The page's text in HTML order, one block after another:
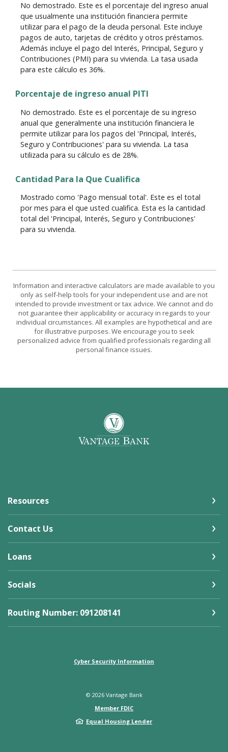
No demostrado. Este es el porcentaje del ingreso anual
que usualmente una institución financiera permite
utilizar para el pago de la deuda personal. Este incluye
pagos de auto, tarjetas de crédito y otros préstamos.
Además incluye el pago del Interés, Principal, Seguro y
Contribuciones (PMI) para su vivienda. La tasa usada
para este cálculo es 36%.
Porcentaje de ingreso anual PITI
No demostrado. Este es el porcentaje de su ingreso
anual que generalmente una institución financiera le
permite utilizar para los pagos del 'Principal, Interés,
Seguro y Contribuciones' para su vivienda. La tasa
utilizada para su cálculo es de 28%.
Cantidad Para la Que Cualifica
Mostrado como 'Pago mensual total'. Este es el total
por mes para el que usted cualifica. Esta es la cantidad
total del 'Principal, Interés, Seguro y Contribuciones'
para su vivienda.
Information and interactive calculators are made available to you
only as self-help tools for your independent use and are not
intended to provide investment or tax advice. We cannot and do
not guarantee their applicability or accuracy in regards to your
individual circumstances. All examples are hypothetical and are
for illustrative purposes. We encourage you to seek
personalized advice from qualified professionals regarding all
personal finance issues.
Vantage Bank
Resources
Contact Us
Loans
Socials
Routing Number: 091208141
Cyber Security Information
© 2026Vantage Bank
Member FDIC
Equal Housing Lender